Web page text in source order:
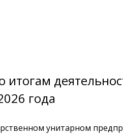
итогам
года
унитарном